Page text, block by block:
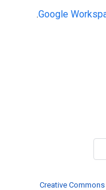
.
Creative Commons